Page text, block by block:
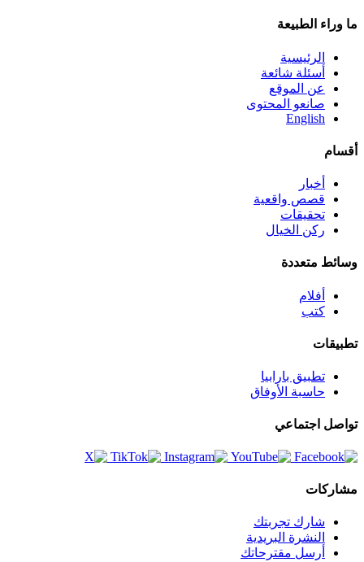
ما وراء الطبيعة
الرئيسية
أسئلة شائعة
عن الموقع
صانعو المحتوى
English
أقسام
أخبار
قصص واقعية
تحقيقات
ركن الخيال
وسائط متعددة
أفلام
كتب
تطبيقات
تطبيق بارابيا
حاسبة الأوفاق
تواصل اجتماعي
مشاركات
شارك تجربتك
النشرة البريدية
أرسل مقترحاتك